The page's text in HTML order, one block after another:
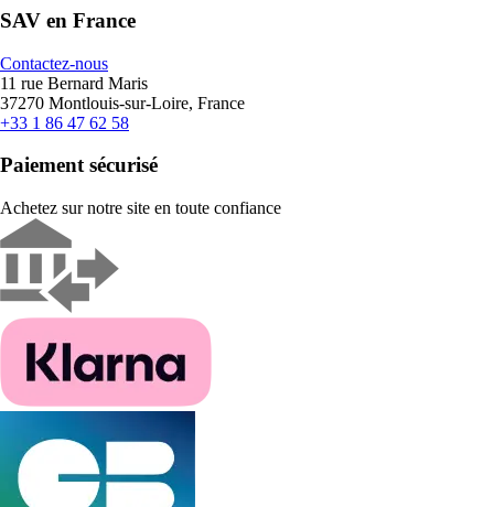
SAV en France
Contactez-nous
11 rue Bernard Maris
37270 Montlouis-sur-Loire, France
+33 1 86 47 62 58
Paiement sécurisé
Achetez sur notre site en toute confiance